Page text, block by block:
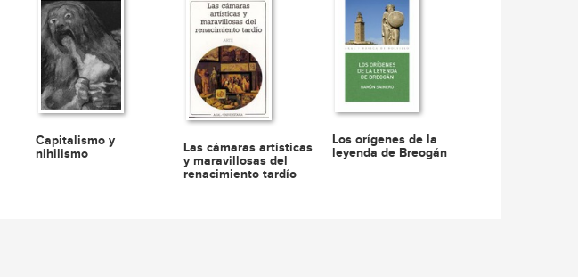
Capitalismo y
nihilismo
Las cámaras artísticas
y maravillosas del
renacimiento tardío
Los orígenes de la
leyenda de Breogán